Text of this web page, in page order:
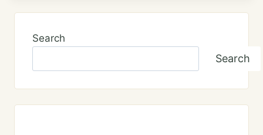
Search
Search